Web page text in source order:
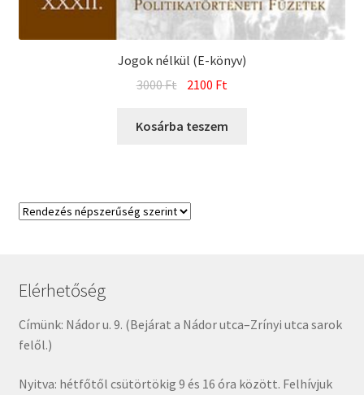
Jogok nélkül (E-könyv)
3000Ft Original
was:
2100 Ft
is:
Kosárba teszem
Elérhetőség
Címünk: Nádor u. 9. (Bejárat a Nádor utca–Zrínyi utca sarok
felől.)
Nyitva: hétfőtől csütörtökig 9 és 16 óra között. Felhívjuk